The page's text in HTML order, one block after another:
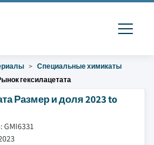
Специальные химикаты
гексилацетата
Размер и доля 2023 to